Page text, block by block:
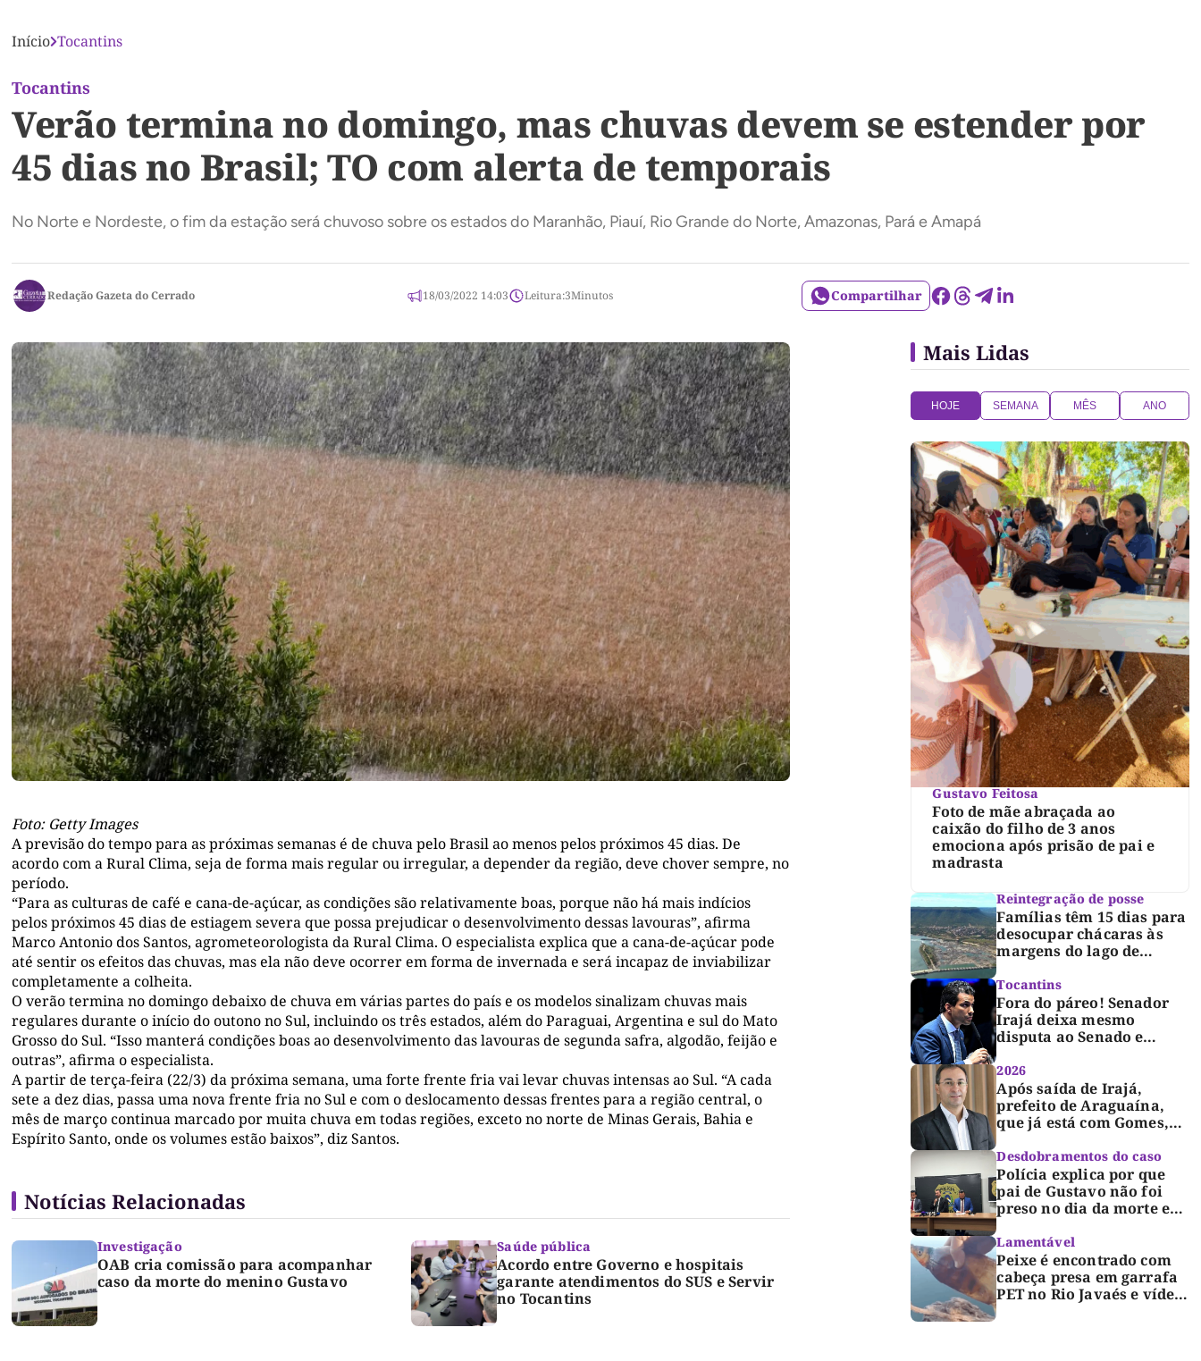
Início Tocantins
Tocantins
Verão termina no domingo, mas chuvas devem se estender por
45 dias no Brasil; TO com alerta de temporais
No Norte e Nordeste, o fim da estação será chuvoso sobre os estados do Maranhão, Piauí, Rio Grande do Norte, Amazonas, Pará e Amapá
Redação Gazeta do Cerrado 18/03/2022 14:03 Leitura:3Minutos Compartilhar
Foto: Getty Images
A previsão do tempo para as próximas semanas é de chuva pelo Brasil ao menos pelos próximos 45 dias. De
acordo com a Rural Clima, seja de forma mais regular ou irregular, a depender da região, deve chover sempre, no
período.
“Para as culturas de café e cana-de-açúcar, as condições são relativamente boas, porque não há mais indícios
pelos próximos 45 dias de estiagem severa que possa prejudicar o desenvolvimento dessas lavouras”, afirma
Marco Antonio dos Santos, agrometeorologista da Rural Clima. O especialista explica que a cana-de-açúcar pode
até sentir os efeitos das chuvas, mas ela não deve ocorrer em forma de invernada e será incapaz de inviabilizar
completamente a colheita.
O verão termina no domingo debaixo de chuva em várias partes do país e os modelos sinalizam chuvas mais
regulares durante o início do outono no Sul, incluindo os três estados, além do Paraguai, Argentina e sul do Mato
Grosso do Sul. “Isso manterá condições boas ao desenvolvimento das lavouras de segunda safra, algodão, feijão e
outras”, afirma o especialista.
A partir de terça-feira (22/3) da próxima semana, uma forte frente fria vai levar chuvas intensas ao Sul. “A cada
sete a dez dias, passa uma nova frente fria no Sul e com o deslocamento dessas frentes para a região central, o
mês de março continua marcado por muita chuva em todas regiões, exceto no norte de Minas Gerais, Bahia e
Espírito Santo, onde os volumes estão baixos”, diz Santos.
Notícias Relacionadas
Investigação
OAB cria comissão para acompanhar
caso da morte do menino Gustavo
Saúde pública
Acordo entre Governo e hospitais
garante atendimentos do SUS e Servir
no Tocantins
Mais Lidas
HOJE SEMANA MÊS ANO
Gustavo Feitosa
Foto de mãe abraçada ao
caixão do filho de 3 anos
emociona após prisão de pai e
madrasta
Reintegração de posse
Famílias têm 15 dias para
desocupar chácaras às
margens do lago de
Justiça
Tocantins
Fora do páreo! Senador
Irajá deixa mesmo
disputa ao Senado e
processo de cabeça
erguida, com gratidão e
respeito”
2026
Após saída de Irajá,
prefeito de Araguaína,
que já está com Gomes,
campanha de Dimas e
fará anúncio oficial
Desdobramentos do caso
Polícia explica por que
pai de Gustavo não foi
preso no dia da morte e
investigação
Lamentável
Peixe é encontrado com
cabeça presa em garrafa
PET no Rio Javaés e vídeo